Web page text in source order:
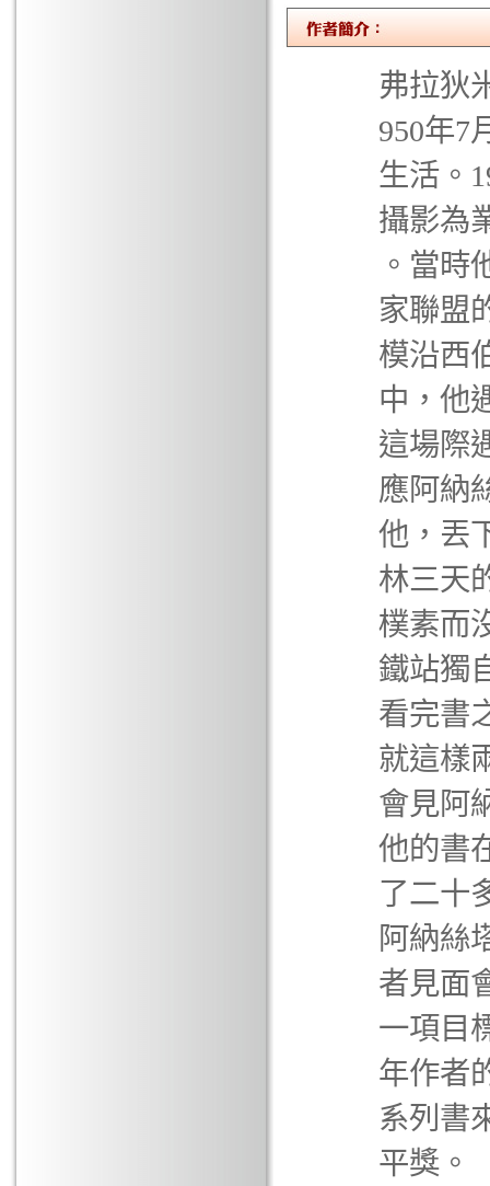
弗拉狄
950年7
生活。
攝影為
。當時
家聯盟
模沿西
中，他
這場際
應阿納
他，丟
林三天
樸素而
鐵站獨
看完書
就這樣
會見阿
他的書
了二十
阿納絲
者見面
一項目
年作者
系列書
平獎。